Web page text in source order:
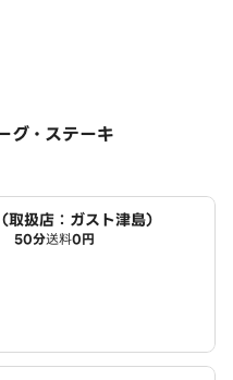
グ・ステーキ
取扱店：ガスト津島）
50分送料0円